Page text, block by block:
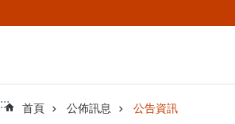
::: 首頁 公佈訊息 公告資訊